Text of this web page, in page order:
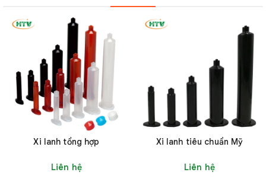
Tuyến số 2, khu công nghiệp Lai Xá, Kim Chung, Hoài
Đức, Hà Nội
024 8588 3625
🌐Website: htvtools.com ,
,
pogopin.com.vn
Xi lanh tổng hợp
Liên hệ
Xi lanh tiêu chuẩn Mỹ
Liên hệ